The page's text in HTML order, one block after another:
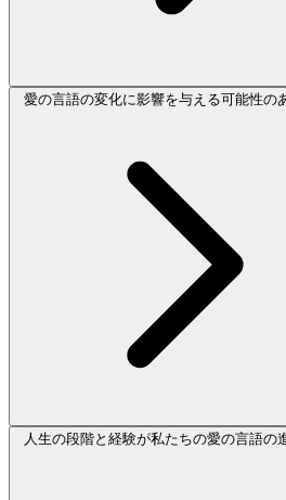
愛の言語の変化に影響を与える可能性の
人生の段階と経験が私たちの愛の言語の